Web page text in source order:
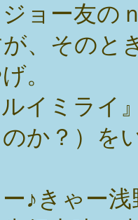
ョー友の
、そのと
。
イミライ
のか？）を
♪きゃー